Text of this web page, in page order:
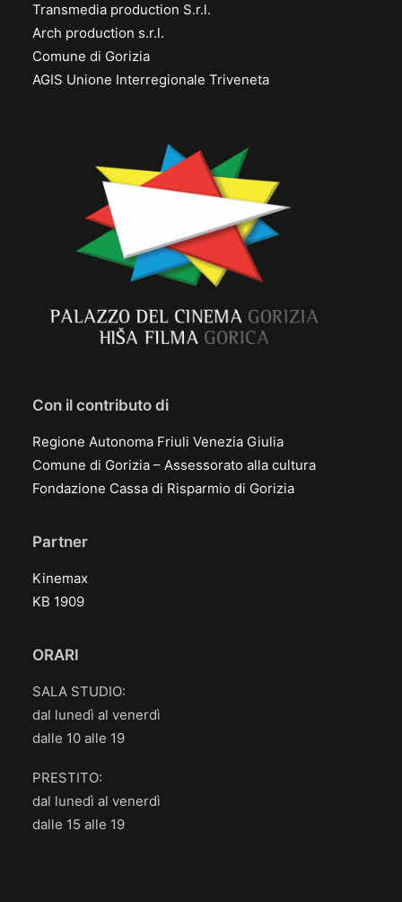
Transmedia production S.r.l.
Arch production s.r.l.
Comune di Gorizia
AGIS Unione Interregionale Triveneta
Con il contributo di
Regione Autonoma Friuli Venezia Giulia
Comune di Gorizia – Assessorato alla cultura
Fondazione Cassa di Risparmio di Gorizia
Partner
Kinemax
KB 1909
ORARI
SALA STUDIO:
dal lunedì al venerdì
dalle 10 alle 19
PRESTITO:
dal lunedì al venerdì
dalle 15 alle 19